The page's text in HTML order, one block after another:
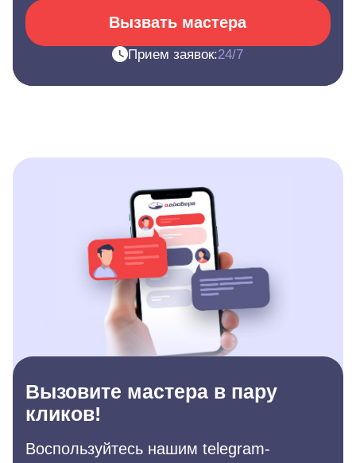
Вызвать мастера
Прием заявок:24/7
Вызовите мастера в пару
кликов!
Воспользуйтесь нашим telegram-